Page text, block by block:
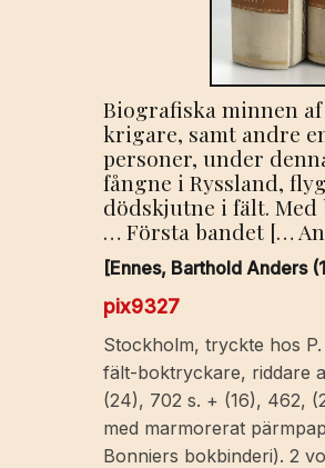
Biografiska minnen
krigare, samt andre
personer, under
fångne i Ryssland,
dödskjutne i fält. Med
… Första bandet […
[Ennes, Barthold Anders
pix9327
Stockholm, tryckte hos
fält-boktryckare, riddare
(24), 702 s. + (16), 462,
med marmorerat
Bonniers bokbinderi). 2